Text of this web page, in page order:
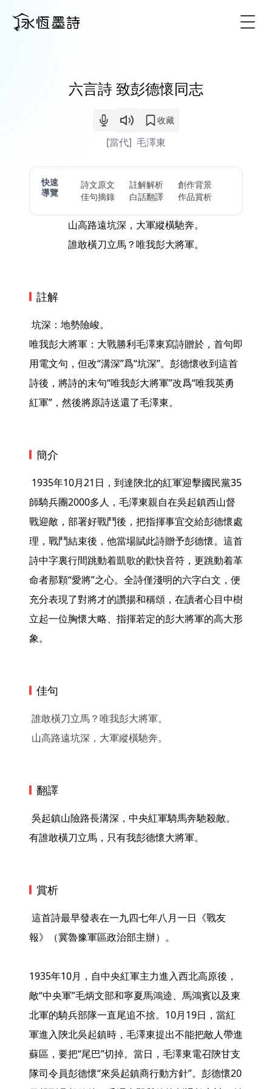
六言詩 致彭德懷同志
收藏
[當代] 毛澤東
快速
導覽
詩文原文 註解解析
創作背景
佳句摘錄
白話翻譯 作品賞析
山高路遠坑深，大軍縱橫馳奔。
誰敢橫刀立馬？唯我彭大將軍。
註解
唯我彭大將軍：大戰勝利毛澤東寫詩贈於，首句即
用電文句，但改“溝深”爲“坑深”。彭德懷收到這首
詩後，將詩的末句“唯我彭大將軍”改爲“唯我英勇
紅軍”，然後將原詩送還了毛澤東。
簡介
師騎兵團2000多人，毛澤東親自在吳起鎮西山督
戰迎敵，部署好戰鬥後，把指揮事宜交給彭德懷處
理，戰鬥結束後，他當場賦此詩贈予彭德懷。這首
詩中字裏行間跳動着凱歌的歡快音符，更跳動着革
命者那顆“愛將”之心。全詩僅淺明的六字白文，便
充分表現了對將才的讚揚和稱頌，在讀者心目中樹
立起一位胸懷大略、指揮若定的彭大將軍的高大形
象。
佳句
誰敢橫刀立馬？唯我彭大將軍。
山高路遠坑深，大軍縱橫馳奔。
翻譯
有誰敢橫刀立馬，只有我彭德懷大將軍。
賞析
報》（冀魯豫軍區政治部主辦）。
1935年10月，自中央紅軍主力進入西北高原後，
敵“中央軍”毛炳文部和寧夏馬鴻逵、馬鴻賓以及東
北軍的騎兵部隊一直尾追不捨。10月19日，當紅
軍進入陝北吳起鎮時，毛澤東提出不能把敵人帶進
蘇區，要把“尾巴”切掉。當日，毛澤東電召陝甘支
隊司令員彭德懷“來吳起鎮商行動方針”。彭德懷20